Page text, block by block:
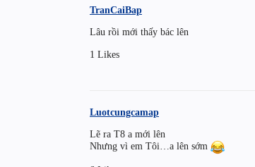
TranCaiBap
Lâu rồi mới thấy bác lên
1 Likes
Luotcungcamap
Lẽ ra T8 a mới lên
Nhưng vì em Tôi…a lên sớm